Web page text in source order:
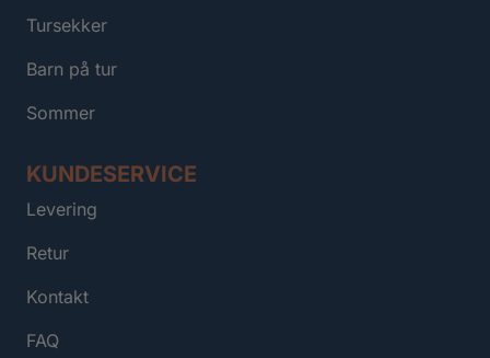
Tursekker
Barn på tur
Sommer
KUNDESERVICE
Levering
Retur
Kontakt
FAQ